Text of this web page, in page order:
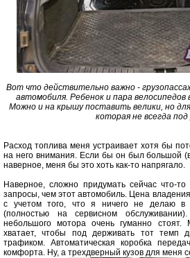
Вот что действительно важно -
автомобиля. Ребенок и пара велосипедов
Можно и на крышу поставить велики, но
которая не всегда под
Расход топлива меня устраивает хотя бы
на него внимания. Если бы он был большой
наверное, меня бы это хоть как-то напрягало.
Наверное, сложно придумать сейчас что-
запросы, чем этот автомобиль. Цена
с учетом того, что я ничего не делаю в
(полностью на сервисном
небольшого мотора очень гуманно
хватает, чтобы под держивать тот темп
трафиком. Автоматическая коробка
комфорта. Ну, а трехдверный кузов для меня